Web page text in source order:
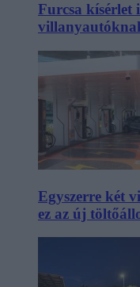
Furcsa kísérlet
Egyszerre két
ez az új